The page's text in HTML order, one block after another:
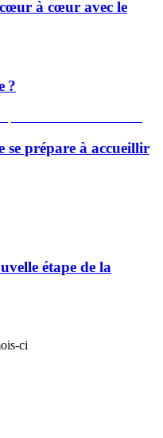
à cœur avec le
?
se prépare à accueillir
étape de la
ci